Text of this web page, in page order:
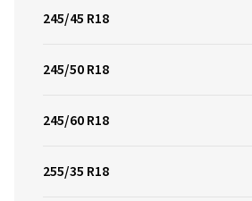
245/45 R18
245/50 R18
245/60 R18
255/35 R18